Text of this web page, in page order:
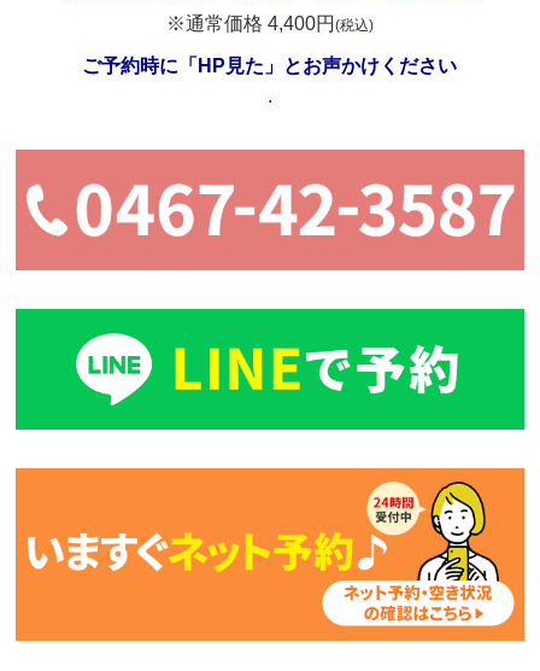
※通常価格 4,400円 (税込)
ご予約時に「HP見た」とお声かけください
.